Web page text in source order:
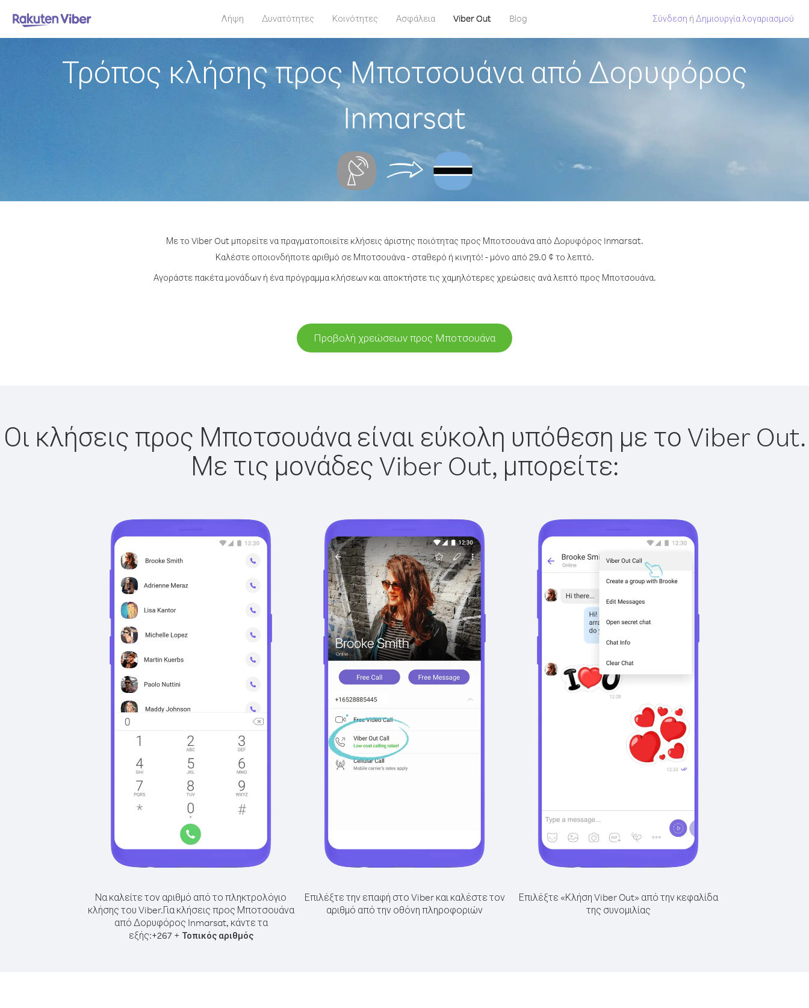
Λήψη Δυνατότητες Κοινότητες Ασφάλεια Viber Out Blog Σύνδεση ή Δημιουργία λογαριασμού
Τρόπος κλήσης προς Μποτσουάνα από Δορυφόρος
Inmarsat
Με το Viber Out μπορείτε να πραγματοποιείτε κλήσεις άριστης ποιότητας προς Μποτσουάνα από Δορυφόρος Inmarsat.
Καλέστε οποιονδήποτε αριθμό σε Μποτσουάνα - σταθερό ή κινητό! - μόνο από 29.0 ¢ το λεπτό.
Αγοράστε πακέτα μονάδων ή ένα πρόγραμμα κλήσεων και αποκτήστε τις χαμηλότερες χρεώσεις ανά λεπτό προς Μποτσουάνα.
Προβολή χρεώσεων προς Μποτσουάνα
Οι κλήσεις προς Μποτσουάνα είναι εύκολη υπόθεση με το Viber Out.
Με τις μονάδες Viber Out, μπορείτε:
Να καλείτε τον αριθμό από το πληκτρολόγιο
κλήσης του Viber.Για κλήσεις προς Μποτσουάνα
από Δορυφόρος Inmarsat, κάντε τα
εξής:+267+ Τοπικός αριθμός
Επιλέξτε την επαφή στο Viber και καλέστε τον
αριθμό από την οθόνη πληροφοριών
Επιλέξτε «Κλήση Viber Out» από την κεφαλίδα
της συνομιλίας